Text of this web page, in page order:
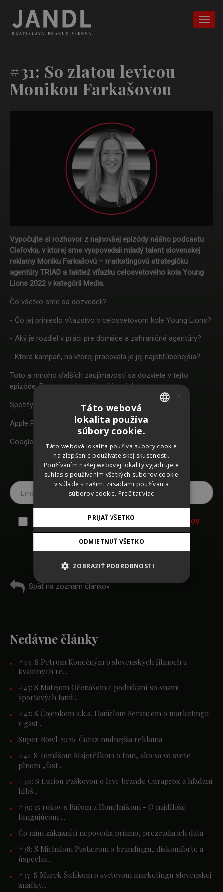
#31: So zlatou levicou
Monikou Farkašovou
Vypočujte si rozhovor z najnovšej epizódy nášho podcastu
Cieľovka, v ktorej sme vyspovedali mladý talent slovenskej
reklamy Moniku Farkašovú – marketingovú strategičku
agentúry TRIAD a taktiež víťazku celosvetového kola Young
Lions 2022 v kategórii Media.
Čo všetko sme sa dozvedeli?
- Čo jej prinieslo víťazstvo v celosvetovom kole Young Lions?
- Aký je rozdiel v práci pre domáce a zahraničné agentúry?
- Ktorá kampaň, na ktorej pracovala je jej najobľúbenejšia?
Toto a mnoho ďalších zaujímavostí sa dozviete v tejto
epizóde. Prajeme príjemné počúvanie!
Spotify: https://spoti.fi/3V2r8jC
Apple Podcasts: https://bit.ly/3yPKYH6
Google Podcasts: https://bit.ly/3KqDnBG
Prihláste sa na odber noviniek
spracovaním osobných údajov
Späť na zoznam článkov
Nedávne články
#44: S Petrom Konečným o slovenských filmoch a
kvalitných re...
#43: S Matejom Očenášom o podnikaní so snami
športových fanú...
#42: S Čojenkom a.k.a. Danielom Ferancom o marketingu
v gast...
Super Bowl 2026: Čoraz nudnejšia reklama
#41: S Tomášom Majerčákom o tom, ako sa vo svete
plnom „fast...
#40: S Luciou Paškovou o love brande Curaprox a hľadaní
hlbš...
#39: 15 rokov s Bačom a Honelníkom - O najdlhšie
fungujúcom ...
Čo nám zákazníci nepovedia priamo, prezradia ich dáta
#38: S Michalom Pastierom o brandingu, diskomforte a
úspechu...
#37: S Marek Šulíkom o svetovom marketingu slovenskej
značky...
GERMAN
ENGLISH
Táto webová
lokalita používa
súbory cookie.
Táto webová lokalita používa súbory cookie
na zlepšenie používateľskej skúsenosti.
Používaním našej webovej lokality vyjadrujete
súhlas s používaním všetkých súborov cookie
v súlade s našimi zásadami používania
súborov cookie. Prečítať viac
PRIJAŤ VŠETKO
ODMIETNUŤ VŠETKO
ZOBRAZIŤ PODROBNOSTI